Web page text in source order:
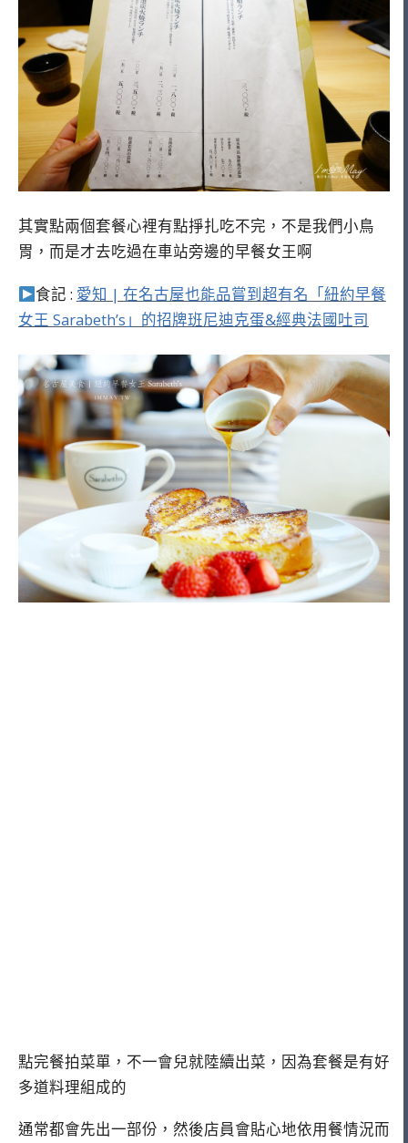
其實點兩個套餐心裡有點掙扎吃不完，不是我們小鳥
胃，而是才去吃過在車站旁邊的早餐女王啊
食記 : 愛知 | 在名古屋也能品嘗到超有名「紐約早餐
女王 Sarabeth’s」的招牌班尼迪克蛋&經典法國吐司
點完餐拍菜單，不一會兒就陸續出菜，因為套餐是有好
多道料理組成的
通常都會先出一部份，然後店員會貼心地依用餐情況而